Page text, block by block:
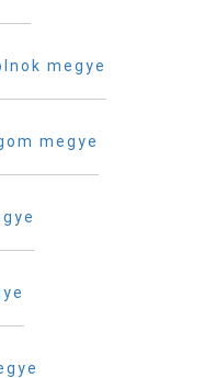
megye
megye